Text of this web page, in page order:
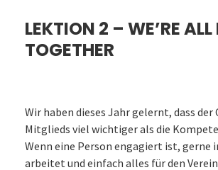
LEKTION 2 – WE’RE
TOGETHER
Wir haben dieses Jahr gelernt, dass der
Mitglieds viel wichtiger als die
Wenn eine Person engagiert ist, gerne
arbeitet und einfach alles für den